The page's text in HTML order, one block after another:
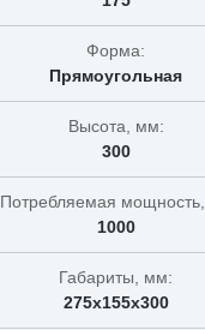
Форма:
Прямоугольная
Высота, мм:
300
Потребляемая
1000
Габариты, мм:
275х155х300